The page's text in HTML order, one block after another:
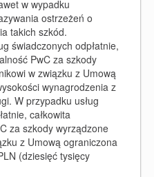
w wypadku
ostrzeżeń o
takich szkód.
świadczonych odpłatnie,
PwC za szkody
w związku z Umową
wynagrodzenia z
W przypadku usług
całkowita
za szkody wyrządzone
z Umową ograniczona
(dziesięć tysięcy